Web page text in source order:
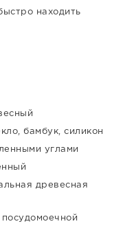
находить
бамбук, силикон
углами
древесная